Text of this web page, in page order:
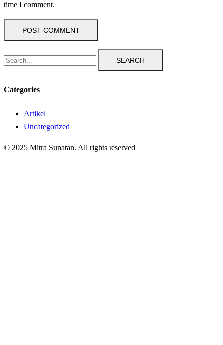
time I comment.
SEARCH
Categories
Artikel
Uncategorized
© 2025 Mitra Sunatan. All rights reserved